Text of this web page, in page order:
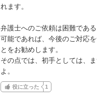
れます。
弁護士へのご依頼は困難であ
可能であれば、今後のご対応
とをお勧めします。
その点では、初手としては、
よ。
役に立った 1